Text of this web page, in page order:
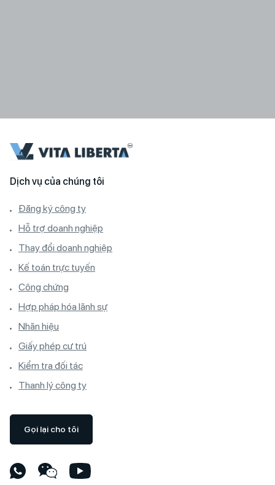
Dịch vụ của chúng tôi
Đăng ký công ty
Hỗ trợ doanh nghiệp
Thay đổi doanh nghiệp
Kế toán trực tuyến
Công chứng
Hợp pháp hóa lãnh sự
Nhãn hiệu
Giấy phép cư trú
Kiểm tra đối tác
Thanh lý công ty
Gọi lại cho tôi